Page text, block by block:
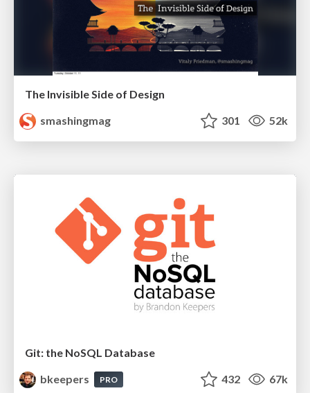
The Invisible Side of Design
smashingmag
301 52k
Git: the NoSQL Database
bkeepers
PRO 432 67k